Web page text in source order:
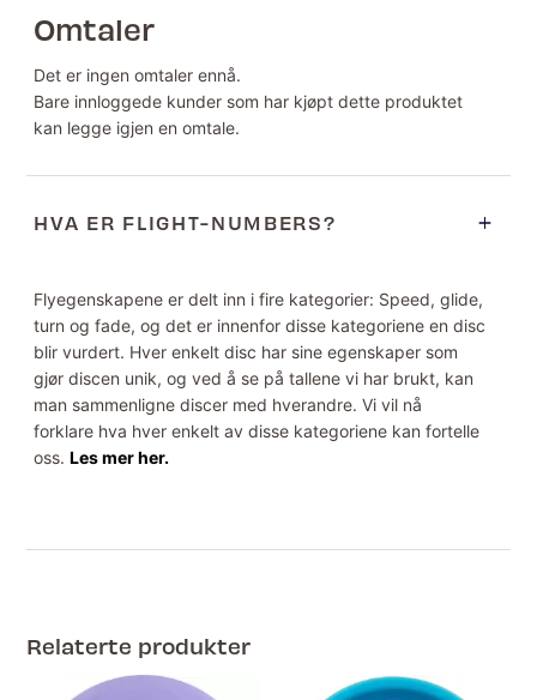
Omtaler
Det er ingen omtaler ennå.
Bare innloggede kunder som har kjøpt dette produktet
kan legge igjen en omtale.
HVA ER FLIGHT-NUMBERS?
Flyegenskapene er delt inn i fire kategorier: Speed, glide,
turn og fade, og det er innenfor disse kategoriene en disc
blir vurdert. Hver enkelt disc har sine egenskaper som
gjør discen unik, og ved å se på tallene vi har brukt, kan
man sammenligne discer med hverandre. Vi vil nå
forklare hva hver enkelt av disse kategoriene kan fortelle
oss.Les mer her.
Relaterte produkter